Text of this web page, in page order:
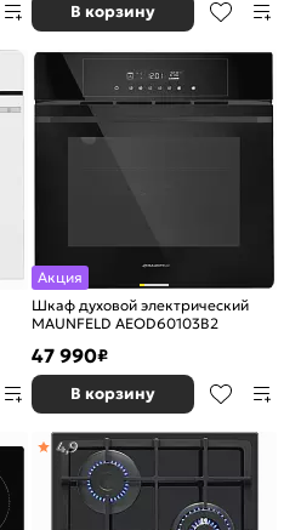
В корзину
Акция
Шкаф духовой электрический
MAUNFELD AEOD60103B2
47 990₽
В корзину
4,9